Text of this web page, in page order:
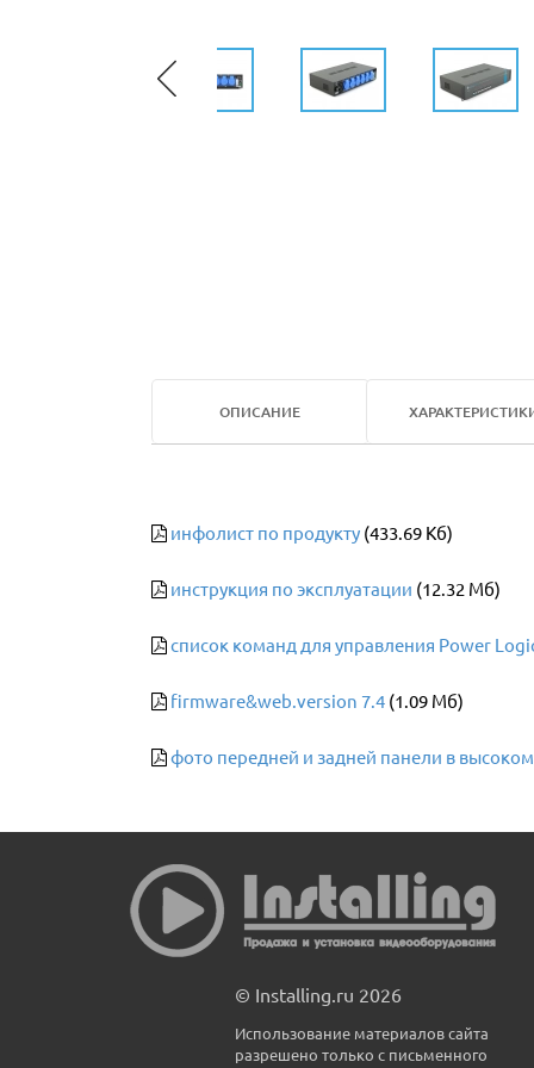
ОПИСАНИЕ
инфолист по продукту (433.69 Кб)
инструкция по эксплуатации (12.32 Мб)
список команд для управления Power
firmware&web.version 7.4 (1.09 Мб)
фото передней и задней панели в
© Installing.ru 2026
Использование материалов сайта
разрешено только с письменного